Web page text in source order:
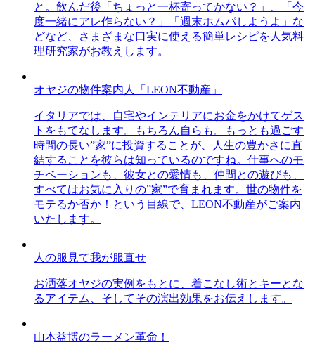
と。飲んだ後「ちょっと一杯寄ってかない？」、「今
度一緒にアレ作らない？」「週末ホムパしようよ」な
どなど、さまざまな口実に使える簡単レシピを人気料
理研究家がお教えします。
オヤジの物件案内人「LEON不動産」
イタリアでは、自宅やインテリアにお金をかけてゲス
トをもてなします。もちろん自らも。もっとも過ごす
時間の長い”家”に投資することが、人生の豊かさに直
結することを彼らは知っているのですね。仕事へのモ
チベーションも、彼女との愛情も、仲間との遊びも、
すべてはお気に入りの”家”で育まれます。世の物件を
モテるか否か！という目線で、LEON不動産がご案内
いたします。
人の服見て我が服直せ
お洒落オヤジの実例をもとに、着こなし術とキーとな
るアイテム、そしてその演出効果をお伝えします。
山本益博のラーメン革命！